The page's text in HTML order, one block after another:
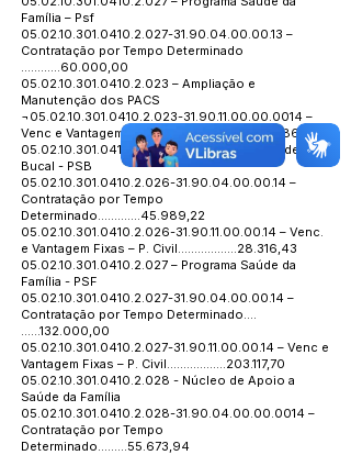
Família – Psf
05.02.10.301.0410.2.027-31.90.04.00.00.13 –
Contratação por Tempo Determinado
............60.000,00
05.02.10.301.0410.2.023 – Ampliação e
Manutenção dos PACS
¬05.02.10.301.0410.2.023-31.90.11.00.00.0014 –
Venc e Vantagem Fixas – P. Civil.............119.386,24
05.02.10.301.0410.2.026– Programa de Saúde
Bucal - PSB
05.02.10.301.0410.2.026-31.90.04.00.00.14 –
Contratação por Tempo
Determinado.............45.989,22
05.02.10.301.0410.2.026-31.90.11.00.00.14 – Venc.
e Vantagem Fixas – P. Civil..................28.316,43
05.02.10.301.0410.2.027 – Programa Saúde da
Família - PSF
05.02.10.301.0410.2.027-31.90.04.00.00.14 –
Contratação por Tempo Determinado....
…...132.000,00
05.02.10.301.0410.2.027-31.90.11.00.00.14 – Venc e
Vantagem Fixas – P. Civil..................203.117,70
05.02.10.301.0410.2.028 - Núcleo de Apoio a
Saúde da Família
05.02.10.301.0410.2.028-31.90.04.00.00.0014 –
Contratação por Tempo
Determinado.........55.673,94